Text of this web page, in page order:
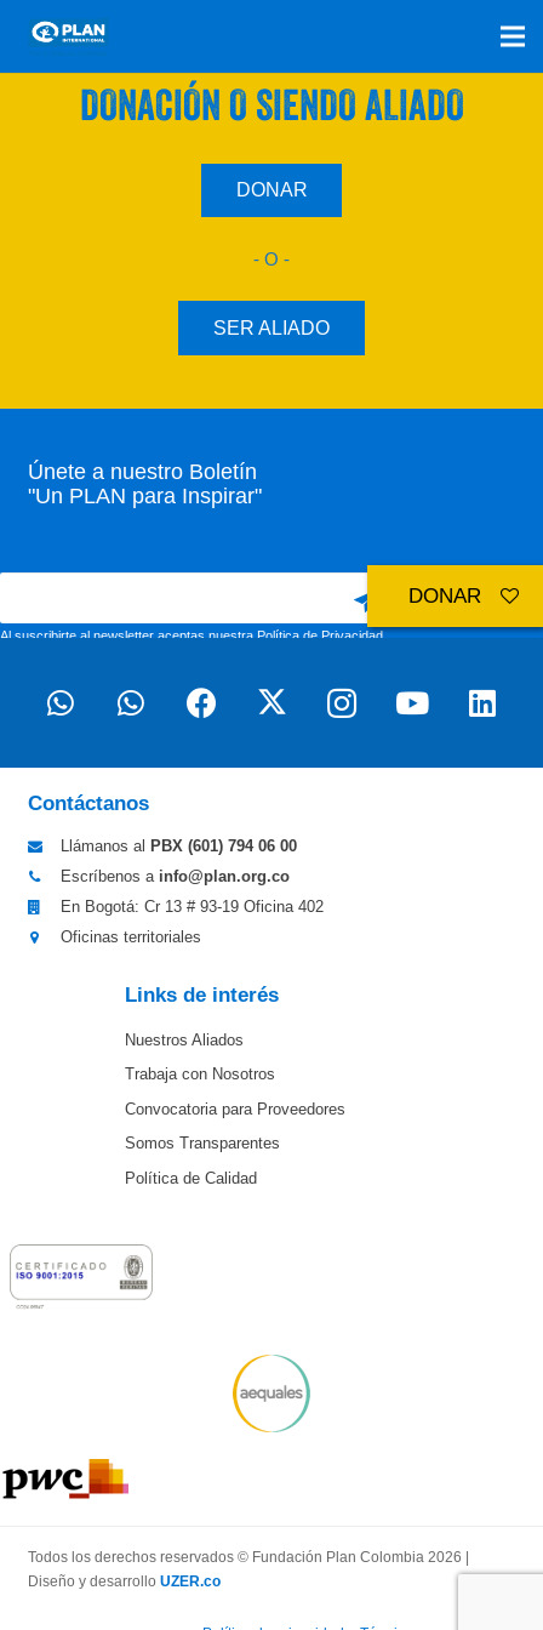
SÚMATE A NUESTRO PLAN CON UNA
DONACIÓN O SIENDO ALIADO
DONAR
- O -
SER ALIADO
Únete a nuestro Boletín
"Un PLAN para Inspirar"
Al suscribirte al newsletter aceptas nuestraPolítica de Privacidad
Contáctanos
Llámanos al PBX (601) 794 06 00
Escríbenos a info@plan.org.co
En Bogotá: Cr 13 # 93-19 Oficina 402
Oficinas territoriales
Links de interés
Nuestros Aliados
Trabaja con Nosotros
Convocatoria para Proveedores
Somos Transparentes
Política de Calidad
Todos los derechos reservados © Fundación Plan Colombia 2026 |
Diseño y desarrollo UZER.co
DONAR